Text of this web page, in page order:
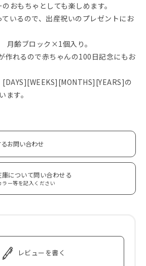
おもちゃとしても楽しめます。
いるので、出産祝いのプレゼントにお
齢ブロック×1個入り。
れるので赤ちゃんの100日記念にもお
の
ます。
お問い合わせ
について問い合わせる
ー等を記入ください
レビューを書く